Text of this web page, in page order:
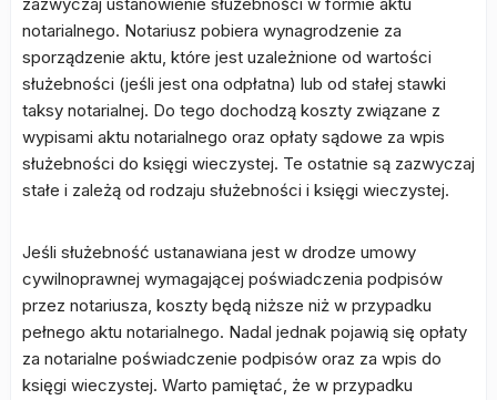
notarialnego. Notariusz pobiera wynagrodzenie za
sporządzenie aktu, które jest uzależnione od wartości
służebności (jeśli jest ona odpłatna) lub od stałej stawki
taksy notarialnej. Do tego dochodzą koszty związane z
wypisami aktu notarialnego oraz opłaty sądowe za wpis
służebności do księgi wieczystej. Te ostatnie są zazwyczaj
stałe i zależą od rodzaju służebności i księgi wieczystej.
Jeśli służebność ustanawiana jest w drodze umowy
cywilnoprawnej wymagającej poświadczenia podpisów
przez notariusza, koszty będą niższe niż w przypadku
pełnego aktu notarialnego. Nadal jednak pojawią się opłaty
za notarialne poświadczenie podpisów oraz za wpis do
księgi wieczystej. Warto pamiętać, że w przypadku